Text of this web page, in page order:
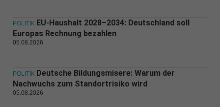
POLITIK EU-Haushalt 2028–2034: Deutschland soll
Europas Rechnung bezahlen
05.08.2026
POLITIK Deutsche Bildungsmisere: Warum der
Nachwuchs zum Standortrisiko wird
05.08.2026